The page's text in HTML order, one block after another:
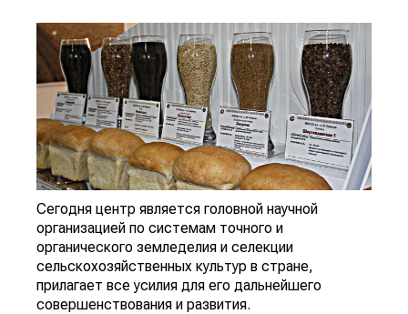
Сегодня центр является головной научной
организацией по системам точного и
органического земледелия и селекции
сельскохозяйственных культур в стране,
прилагает все усилия для его дальнейшего
совершенствования и развития.